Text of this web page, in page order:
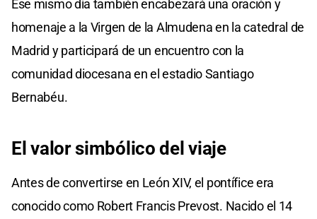
Ese mismo día también encabezará una oración y
homenaje a la Virgen de la Almudena en la catedral de
Madrid y participará de un encuentro con la
comunidad diocesana en el estadio Santiago
Bernabéu.
El valorsimbólico del viaje
Antes de convertirse en León XIV, el pontífice era
conocido como Robert Francis Prevost. Nacido el 14